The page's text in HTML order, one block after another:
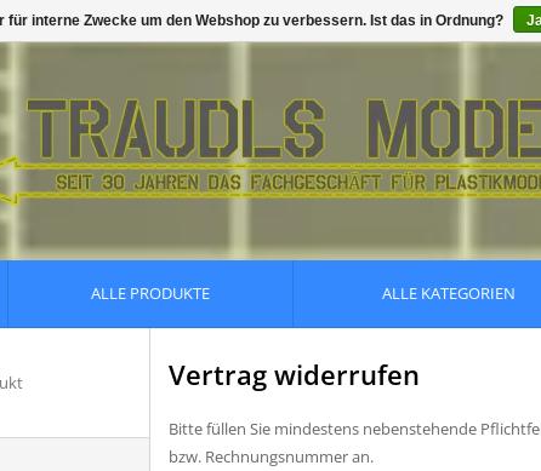
ALLE PRODUKTE ALLE KATEGORIEN
Vertrag widerrufen
Bitte füllen Sie mindestens nebenstehende
bzw. Rechnungsnummer an.
für interne Zwecke um den Webshop zu verbessern. Ist das in Ordnung?